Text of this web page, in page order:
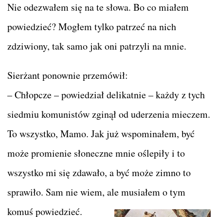
Nie odezwałem się na te słowa. Bo co miałem
powiedzieć? Mogłem tylko patrzeć na nich
zdziwiony, tak samo jak oni patrzyli na mnie.
Sierżant ponownie przemówił:
– Chłopcze – powiedział delikatnie – każdy z tych
siedmiu komunistów zginął od uderzenia mieczem.
To wszystko, Mamo. Jak już wspominałem, być
może promienie słoneczne mnie oślepiły i to
wszystko mi się zdawało, a być może zimno to
sprawiło. Sam nie wiem, ale musiałem o tym
komuś powiedzieć.